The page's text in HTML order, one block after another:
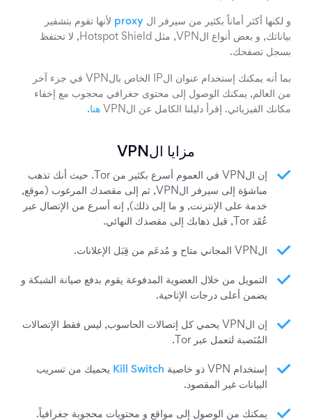
و لكنها أكثر أماناً بكثير من سيرفر ال proxy لأنها تقوم بتشفير
بياناتك, و بعض أنواع الVPN, مثل Hotspot Shield, لا تحتفظ
بسجل تصفحك.
بما أنه يمكنك إستخدام عنوان الIP الخاص بالVPN في جزء آخر
من العالم, يمكنك الوصول إلى محتوى جغرافي محجوب مع إخفاء
مكانك الفيزيائي. إقرأ دليلنا الكامل عن الVPN
هنا.
مزايا الVPN
إن الVPN في العموم أسرع بكثير من Tor. حيث أنك تذهب
مباشؤة إلى سيرفر الVPN, ثم إلى مقصدك المرغوب (موقع,
خدمة على الإنترنت, و ما إلى ذلك), إنه أسرع من الإتصال عبر
عُقَد Tor, قبل ذهابك إلى مقصدك النهائي.
الVPN المجاني متاح و مُدعَم من قِبَل الإعلانات.
التمويل من خلال العضوية المدفوعة يقوم بدفع صيانة الشبكة و
يضمن أعلى درجات الإتاحية.
إن الVPN يحمي كل إتصالات الحاسوب, ليس فقط الإتصالات
المُنَصبة لتعمل عبر Tor.
إستخدام VPN ذو خاصية Kill Switch يحميك من تسريب
البيانات غير المقصود.
يمكنك من الوصول إلى مواقع و محتويات محجوبة جغرافياً.